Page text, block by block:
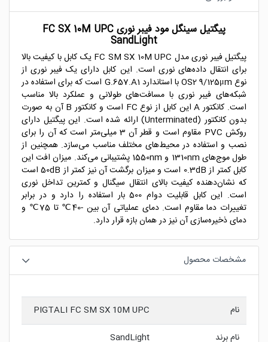
پیگتیل سینگل مود فیبر نوری FC SX 10M UPC
SandLight
پیگتیل فیبر نوری مدل FC SM SX 10M UPC یک کابل با کیفیت بالا
برای انتقال داده‌های نوری است. این کابل دارای یک فیبر نوری از
نوع OS2 9/125μm با استاندارد G.657.A1 است که برای استفاده در
شبکه‌های فیبر نوری با مسافت‌های طولانی و عملکرد بالا مناسب
است. کانکتور A این کابل از نوع FC است و کانکتور B آن به صورت
بدون کانکتور (Unterminated) ارائه شده است. این پیگتیل دارای
روکش PVC مقاوم است و قطر آن 3 میلی‌متر است که آن را برای
نصب و استفاده در محیط‌های مختلف مناسب می‌سازد. همچنین از
طول موج‌های 1310nm و 1550nm پشتیبانی می‌کند. میزان افت این
کابل کمتر از 0.3dB است و میزان برگشت آن نیز کمتر از 50dB است
که نشان‌دهنده کیفیت بالای انتقال سیگنال و کمترین تداخل نوری
است. این کابل قابلیت دوام 500 بار استفاده را دارد و در برابر
تغییرات دما مقاوم است. دمای عملیاتی آن بین -40℃ تا 75℃ و
دمای ذخیره‌سازی آن نیز در همان بازه قرار دارد.
مشخصات محصول
نام
PIGTALI FC SM SX 10M UPC
نام برند
SandLight